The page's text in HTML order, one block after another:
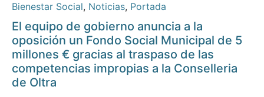
Bienestar Social, Noticias, Portada
El equipo de gobierno anuncia a la
oposición un Fondo Social Municipal de 5
millones € gracias al traspaso de las
competencias impropias a la Conselleria
de Oltra